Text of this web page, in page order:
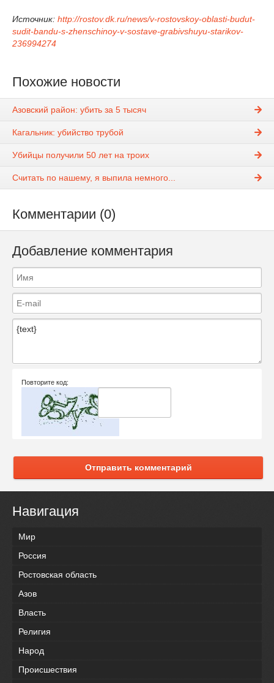
Источник: http://rostov.dk.ru/news/v-rostovskoy-oblasti-budut-
sudit-bandu-s-zhenschinoy-v-sostave-grabivshuyu-starikov-
236994274
Похожие новости
Азовский район: убить за 5 тысяч
Кагальник: убийство трубой
Убийцы получили 50 лет на троих
Считать по нашему, я выпила немного...
Комментарии (0)
Добавление комментария
Повторите код:
Отправить комментарий
Навигация
Мир
Россия
Ростовская область
Азов
Власть
Религия
Народ
Происшествия